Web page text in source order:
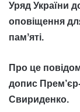
Уряд України
оповіщення
памʼяті.
Про це
допис
Свириденко.